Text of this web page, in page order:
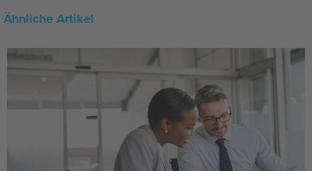
Ähnliche Artikel